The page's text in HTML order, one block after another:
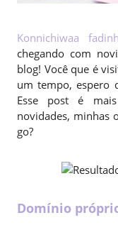
Konnichiwaa
chegando com
blog! Você que é
um tempo, espero
Esse post é
novidades, minhas
go?
Domínio